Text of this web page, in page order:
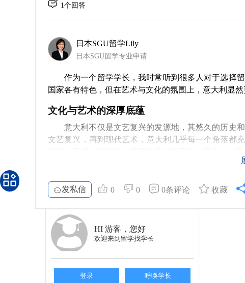
1个回答
日本SGU留学Lily
日本SGU留学专业申请
作为一个留学学长，我时常听到很多人对于选择
国家各有特色，但在艺术与文化的氛围上，意大利显然
文化与艺术的深厚底蕴
意大利不仅是文艺复兴的发源地，其悠久的历史
文艺复兴，再到现代艺术，意大利几乎每一个角落都
意大利的许多大学提供的专业中，艺术史可谓是
的公立高校通常不收取学费，大大降低了留学成本。
生活成本与社会环境
许多人对意大利的生活费用有所担忧，但事实上
在这里享受美好的留学生活。更重要的是，意大利的
发私信 0 0 0条评论 收藏
HI 游客，您好
欢迎来到留学找学长
登录 呼唤学长